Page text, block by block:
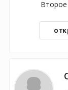
Второе